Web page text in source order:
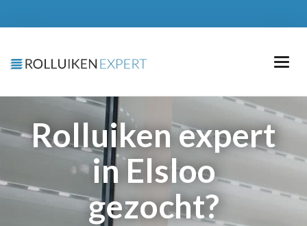
Rolluiken expert
in Elsloo
gezocht?